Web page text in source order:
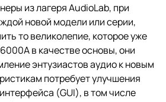
из лагеря AudioLab, при
новой модели или серии,
то великолепие, которое уже
в качестве основы, они
энтузиастов аудио к новым
потребует улучшения
(GUI), в том числе